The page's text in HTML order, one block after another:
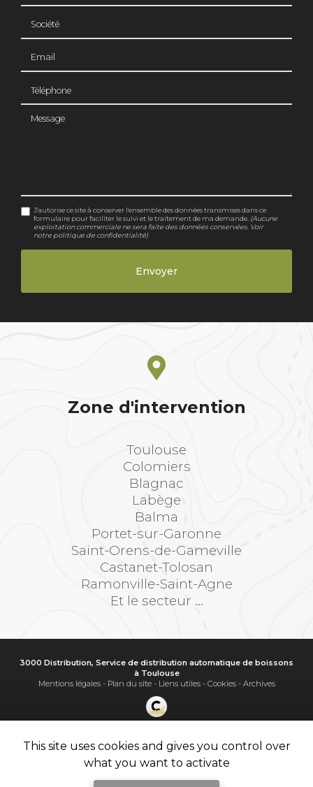
Message
J'autorise ce site à conserver l'ensemble des données transmises dans ce
formulaire pour faciliter le suivi et le traitement de ma demande. (Aucune
exploitation commerciale ne sera faite des données conservées. Voir
notre politique de confidentialité)
Zone d'intervention
Toulouse
Colomiers
Blagnac
Labège
Balma
Portet-sur-Garonne
Saint-Orens-de-Gameville
Castanet-Tolosan
Ramonville-Saint-Agne
Et le secteur ...
3000 Distribution, Service de distribution automatique de boissons
à Toulouse
Mentions légales- Plan du site- Liens utiles- Cookies- Archives
Demande de Devis
Secteur- En savoir +
Sitemap
This site uses cookies and gives you control over
what you want to activate